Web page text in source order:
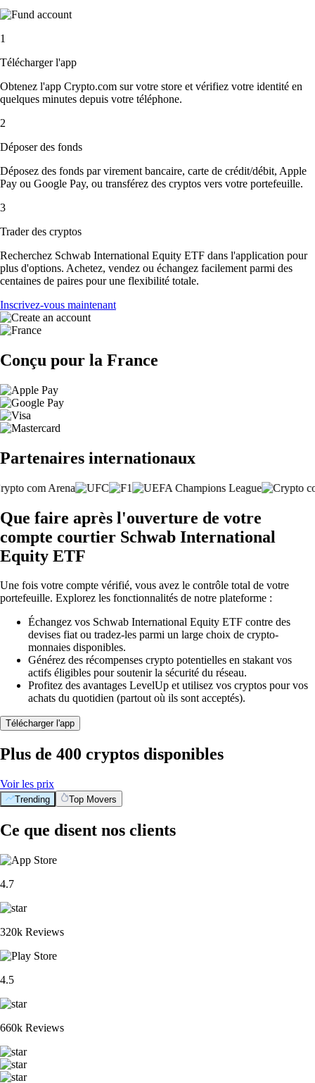
1
Télécharger l'app
Obtenez l'app Crypto.com sur votre store et vérifiez votre identité en
quelques minutes depuis votre téléphone.
2
Déposer des fonds
Déposez des fonds par virement bancaire, carte de crédit/débit, Apple
Pay ou Google Pay, ou transférez des cryptos vers votre portefeuille.
3
Trader des cryptos
Recherchez Schwab International Equity ETF dans l'application pour
plus d'options. Achetez, vendez ou échangez facilement parmi des
centaines de paires pour une flexibilité totale.
Inscrivez-vous maintenant
Conçu pour la France
Partenaires internationaux
Que faire après l'ouverture de votre
compte courtier Schwab International
Equity ETF
Une fois votre compte vérifié, vous avez le contrôle total de votre
portefeuille. Explorez les fonctionnalités de notre plateforme :
Échangez vos Schwab International Equity ETF contre des
devises fiat ou tradez-les parmi un large choix de crypto-
monnaies disponibles.
Générez des récompenses crypto potentielles en stakant vos
actifs éligibles pour soutenir la sécurité du réseau.
Profitez des avantages LevelUp et utilisez vos cryptos pour vos
achats du quotidien (partout où ils sont acceptés).
Télécharger l'app
Plus de 400 cryptos disponibles
Voir les prix
Trending Top Movers
Ce que disent nos clients
4.7
320k Reviews
4.5
660k Reviews